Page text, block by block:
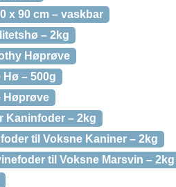
x 90 cm – vaskbar
– 2kg
Høprøve
– 500g
Høprøve
Kaninfoder – 2kg
til Voksne Kaniner – 2kg
til Voksne Marsvin – 2kg